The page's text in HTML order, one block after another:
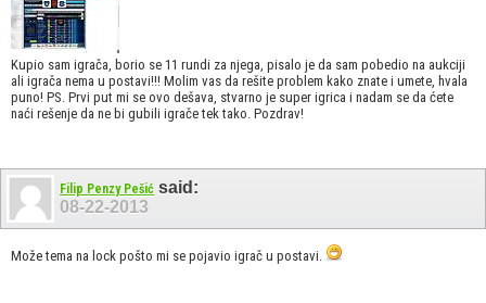
Kupio sam igrača, borio se 11 rundi za njega, pisalo je da sam pobedio na aukciji
ali igrača nema u postavi!!! Molim vas da rešite problem kako znate i umete, hvala
puno! PS. Prvi put mi se ovo dešava, stvarno je super igrica i nadam se da ćete
naći rešenje da ne bi gubili igrače tek tako. Pozdrav!
Filip Penzy Pešić said:
08-22-2013
Može tema na lock pošto mi se pojavio igrač u postavi.